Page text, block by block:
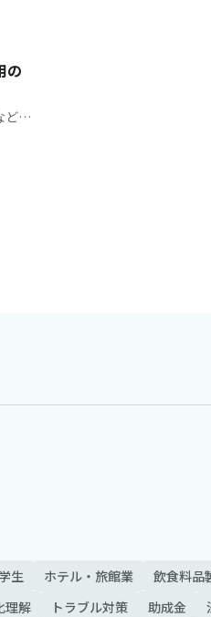
の
どさ
生 ホテル・旅館業 飲食料品
理解 トラブル対策 助成金